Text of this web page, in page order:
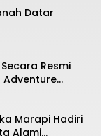
Datar
Resmi
Adventure
Marapi Hadiri
Alami